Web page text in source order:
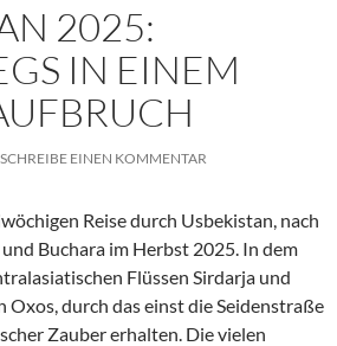
2025:
IN EINEM
SCHREIBE EINEN KOMMENTAR
Reise durch Usbekistan, nach
Buchara im Herbst 2025. In dem
Flüssen Sirdarja und
Oxos, durch das einst die Seidenstraße
Zauber erhalten. Die vielen